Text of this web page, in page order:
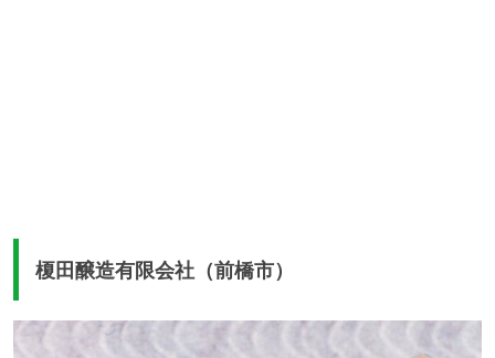
榎田醸造有限会社（前橋市）